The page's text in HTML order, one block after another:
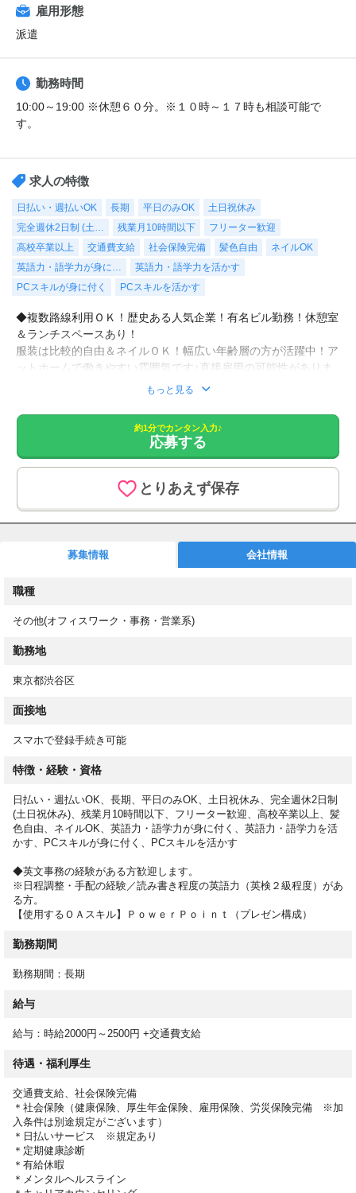
雇用形態
派遣
勤務時間
10:00～19:00 ※休憩６０分。※１０時～１７時も相談可能で
す。
求人の特徴
日払い・週払いOK 長期 平日のみOK
土日祝休み
完全週休2日制 (土…
残業月10時間以下
フリーター歓迎
高校卒業以上
交通費支給 社会保険完備 髪色自由
ネイルOK
英語力・語学力が身に…
英語力・語学力を活かす
PCスキルが身に付く
PCスキルを活かす
◆複数路線利用ＯＫ！歴史ある人気企業！有名ビル勤務！休憩室
＆ランチスペースあり！
服装は比較的自由＆ネイルＯＫ！幅広い年齢層の方が活躍中！ア
ットホームで働きやすい雰囲気です♪直接雇用の可能性がありま
す♪９月スタート！当社スタッフ＆同じ業務の方もいるので安心
ＰｏｗｅｒＰｏｉｎｔでのプレゼン資料作成、英文メールのやり
取り、百貨店・商業施設とのやりとり、スケジュール管理、新店
舗用の準備・納期管理、工事日程の調整や担当部門とのやりと
り、各種納期のリマインド、電話応対などをお願いします。
◼︎速払い(日払い)制度あり
を導入しています。
◼︎お仕事スタート後もサポート！
専任担当が就業後もしっかりフォロー！働き方や職場についての
スマホからカンタン登録！来社不要で、スキマ時間に登録できま
登録後は希望条件に合ったお仕事をご紹介！スムーズに進めば、
最短５営業日以内でお仕事をスタートできます！
＜応募後の流れ＞
①オンラインで登録（来社は不要です！）
②条件に合ったお仕事をお電話またはメールにてご案内
③事前に職場見学
もっと見る
とりあえず保存
約1分でカンタン入力♪
応募する
募集情報 会社情報
職種
その他(オフィスワーク・事務・営業系)
勤務地
東京都渋谷区
面接地
スマホで登録手続き可能
特徴・経験・資格
日払い・週払いOK、長期、平日のみOK、土日祝休み、完全週休2日制
(土日祝休み)、残業月10時間以下、フリーター歓迎、高校卒業以上、髪
色自由、ネイルOK、英語力・語学力が身に付く、英語力・語学力を活
かす、PCスキルが身に付く、PCスキルを活かす
◆英文事務の経験がある方歓迎します。
※日程調整・手配の経験／読み書き程度の英語力（英検２級程度）があ
る方。
【使用するＯＡスキル】ＰｏｗｅｒＰｏｉｎｔ（プレゼン構成）
勤務期間
勤務期間：長期
給与
給与：時給2000円～2500円 +交通費支給
待遇・福利厚生
交通費支給、社会保険完備
＊社会保険（健康保険、厚生年金保険、雇用保険、労災保険完備 ※加
入条件は別途規定がございます）
＊日払いサービス ※規定あり
＊定期健康診断
＊有給休暇
＊メンタルヘルスライン